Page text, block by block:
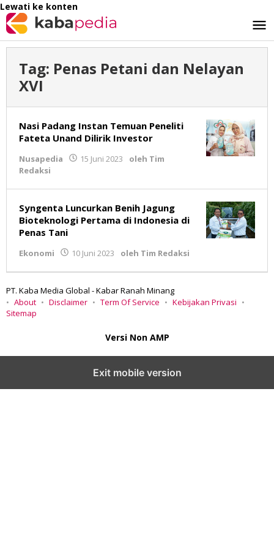
Lewati ke konten
Tag: Penas Petani dan Nelayan
XVI
Nasi Padang Instan Temuan Peneliti
Fateta Unand Dilirik Investor
Nusapedia 15 Juni 2023 oleh Tim
Redaksi
Syngenta Luncurkan Benih Jagung
Bioteknologi Pertama di Indonesia di
Penas Tani
Ekonomi 10 Juni 2023 oleh Tim Redaksi
PT. Kaba Media Global - Kabar Ranah Minang
About
Disclaimer Term Of Service
Kebijakan Privasi
Sitemap
Versi Non AMP
Exit mobile version